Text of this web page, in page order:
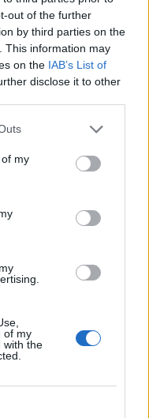
out of the further
by third parties on the
This information may
on the IAB’s List of
disclose it to other
my
of my
with the